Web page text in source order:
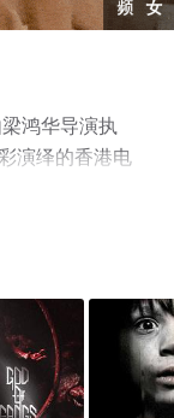
鸿华导演执
演绎的香港电
上星空电影